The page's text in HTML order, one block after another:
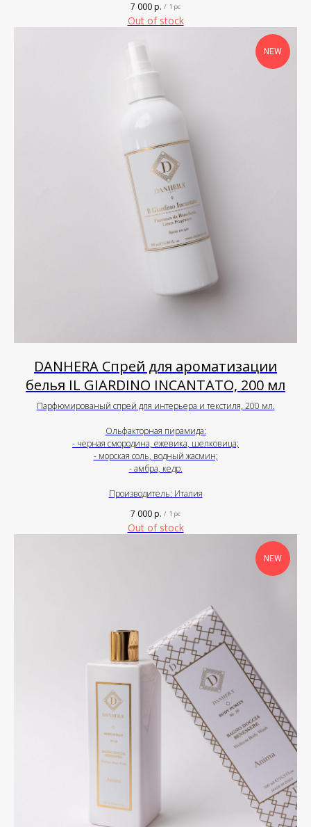
7 000р. / 1 pc
Out of stock
NEW
DANHERA Спрей для ароматизации
белья IL GIARDINO INCANTATO, 200 мл
Парфюмированый спрей для интерьера и текстиля, 200 мл.
Ольфакторная пирамида:
- черная смородина, ежевика, шелковица;
- морская соль, водный жасмин;
- амбра, кедр.
Производитель: Италия
7 000р. / 1 pc
Out of stock
NEW